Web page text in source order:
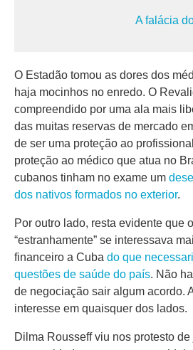
A falácia
O Estadão tomou as dores dos
haja mocinhos no enredo. O
compreendido por uma ala mais
das muitas reservas de mercado
de ser uma proteção ao
proteção ao médico que atua no
cubanos tinham no exame um
dos nativos formados no exterior.
Por outro lado, resta evidente que
“estranhamente” se interessava
financeiro a Cuba do que
questões de saúde do país. Não
de negociação sair algum acordo.
interesse em quaisquer dos lados.
Dilma Rousseff viu nos protesto